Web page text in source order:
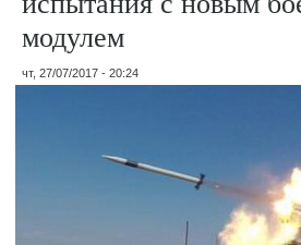
модулем
чт, 27/07/2017 - 20:24